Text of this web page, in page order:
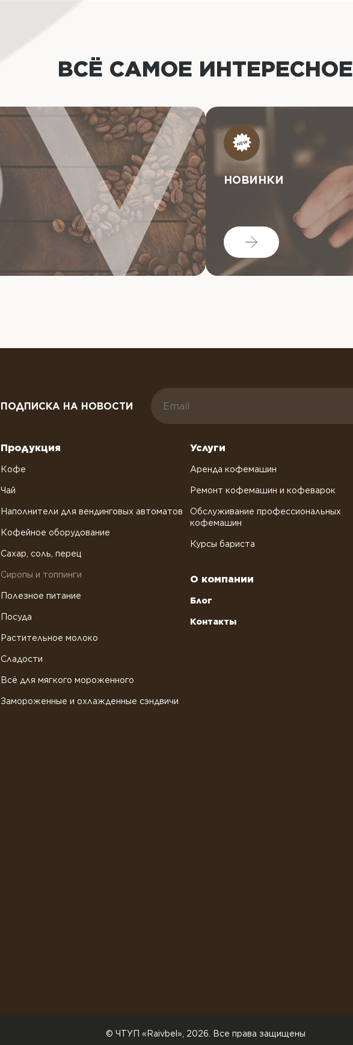
ВСЁ САМОЕ ИНТЕРЕСНОЕ
НОВИНКИ
ПОДПИСКА НА НОВОСТИ
Продукция
Кофе
Чай
Наполнители для вендинговых автоматов
Кофейное оборудование
Сахар, соль, перец
Сиропы и топпинги
Полезное питание
Посуда
Растительное молоко
Сладости
Всё для мягкого мороженного
Замороженные и охлажденные сэндвичи
Услуги
Аренда кофемашин
Ремонт кофемашин и кофеварок
Обслуживание профессиональных
кофемашин
Курсы бариста
О компании
Блог
Контакты
© ЧТУП «Raivbel», 2026. Все права защищены